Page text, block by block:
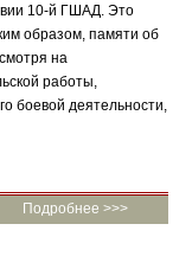
10-й ГШАД. Это
образом, памяти об
на
работы,
боевой деятельности,
Подробнее >>>